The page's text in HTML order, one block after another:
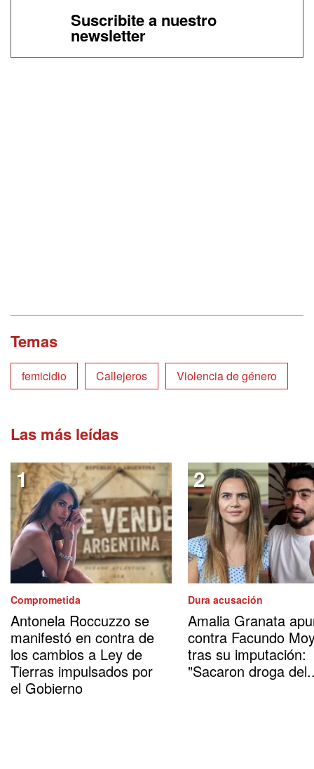
Suscribite a nuestro
newsletter
Temas
femicidio Callejeros Violencia de género
Las más leídas
Comprometida
Antonela Roccuzzo se
manifestó en contra de
los cambios a Ley de
Tierras impulsados por
el Gobierno
Dura acusación
Amalia Granata
contra Facundo
tras su imputación:
"Sacaron droga